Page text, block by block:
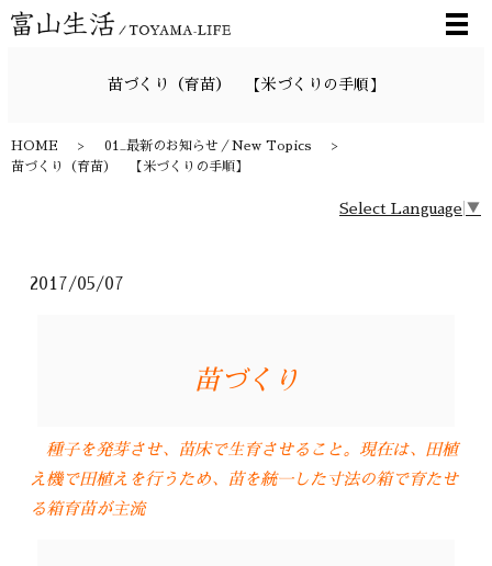
メ
苗づくり（育苗） 【米づくりの手順】
HOME
01_最新のお知らせ／New Topics
苗づくり（育苗） 【米づくりの手順】
Select Language ▼
2017/05/07
苗づくり
種子を発芽させ、苗床で生育させること。現在は、田植
え機で田植えを行うため、苗を統一した寸法の箱で育たせ
る箱育苗が主流